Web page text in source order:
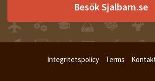
Besök Sjalbarn.se
Integritetspolicy Terms